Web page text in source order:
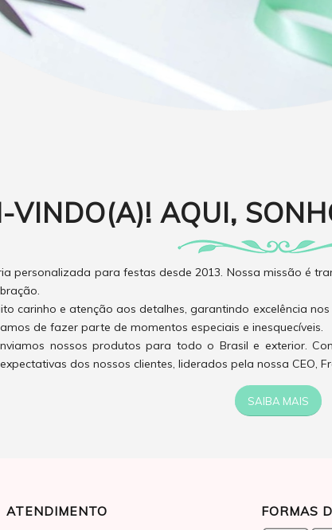
VINDO(A)! AQUI,
personalizada para festas desde 2013. Nossa missão é
carinho e atenção aos detalhes, garantindo excelência
de fazer parte de momentos especiais e inesquecíveis.
nossos produtos para todo o Brasil e exterior.
dos nossos clientes, liderados pela nossa CEO,
SAIBA MAIS
ATENDIMENTO FORMAS